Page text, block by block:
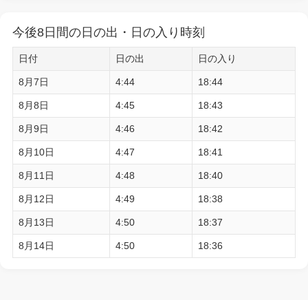
今後8日間の日の出・日の入り時刻
日付 日の出 日の入り
8月7日 4:44 18:44
8月8日 4:45 18:43
8月9日 4:46 18:42
8月10日 4:47 18:41
8月11日 4:48 18:40
8月12日 4:49 18:38
8月13日 4:50 18:37
8月14日 4:50 18:36